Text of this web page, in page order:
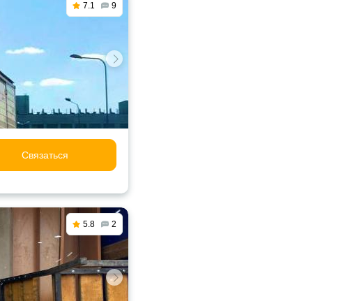
7.1 9
Связаться
5.8 2